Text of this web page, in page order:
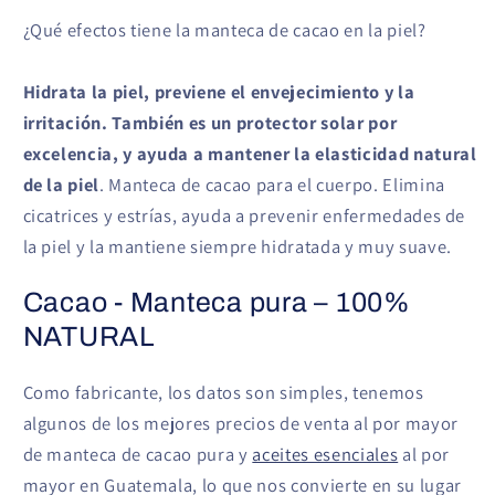
¿Qué efectos tiene la manteca de cacao en la piel?
Hidrata la piel, previene el envejecimiento y la
irritación. También es un protector solar por
excelencia, y ayuda a mantener la elasticidad natural
de la piel. Manteca de cacao para el cuerpo. Elimina
cicatrices y estrías, ayuda a prevenir enfermedades de
la piel y la mantiene siempre hidratada y muy suave.
Cacao - Manteca pura – 100%
NATURAL
Como fabricante, los datos son simples, tenemos
algunos de los mejores precios de venta al por mayor
de manteca de cacao pura y aceites esenciales al por
mayor en Guatemala, lo que nos convierte en su lugar